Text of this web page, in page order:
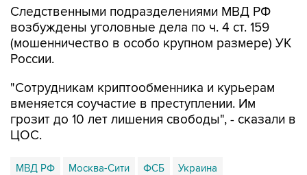
Следственными подразделениями МВД РФ
возбуждены уголовные дела по ч. 4 ст. 159
(мошенничество в особо крупном размере) УК
России.
"Сотрудникам криптообменника и курьерам
вменяется соучастие в преступлении. Им
грозит до 10 лет лишения свободы", - сказали в
ЦОС.
МВД РФ Москва-Сити ФСБ Украина